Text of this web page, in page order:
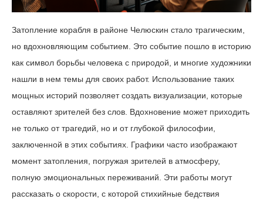
Затопление корабля в районе Челюскин стало трагическим,
но вдохновляющим событием. Это событие пошло в историю
как символ борьбы человека с природой, и многие художники
нашли в нем темы для своих работ. Использование таких
мощных историй позволяет создать визуализации, которые
оставляют зрителей без слов. Вдохновение может приходить
не только от трагедий, но и от глубокой философии,
заключенной в этих событиях. Графики часто изображают
момент затопления, погружая зрителей в атмосферу,
полную эмоциональных переживаний. Эти работы могут
рассказать о скорости, с которой стихийные бедствия